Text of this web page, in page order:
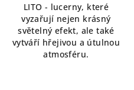
LITO - lucerny, které
vyzařují nejen krásný
světelný efekt, ale také
vytváří hřejivou a útulnou
atmosféru.